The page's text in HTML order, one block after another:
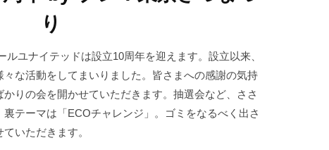
り
ルユナイテッドは設立10周年を迎えます。 設立以来、
な活動をしてまいりました。皆さまへの感謝の気持
りの会を開かせていただきます。抽選会など、ささ
テーマは「ECOチャレンジ」。ゴミをなるべく出さ
いただきます。